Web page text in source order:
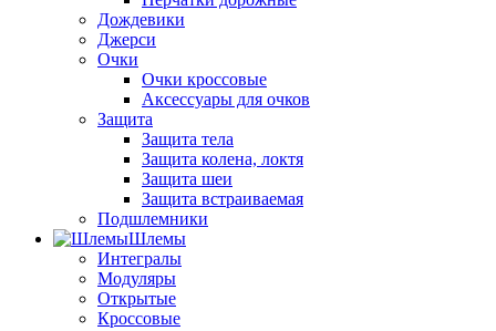
Дождевики
Джерси
Очки
Очки кроссовые
Аксессуары для очков
Защита
Защита тела
Защита колена, локтя
Защита шеи
Защита встраиваемая
Подшлемники
Шлемы
Интегралы
Модуляры
Открытые
Кроссовые